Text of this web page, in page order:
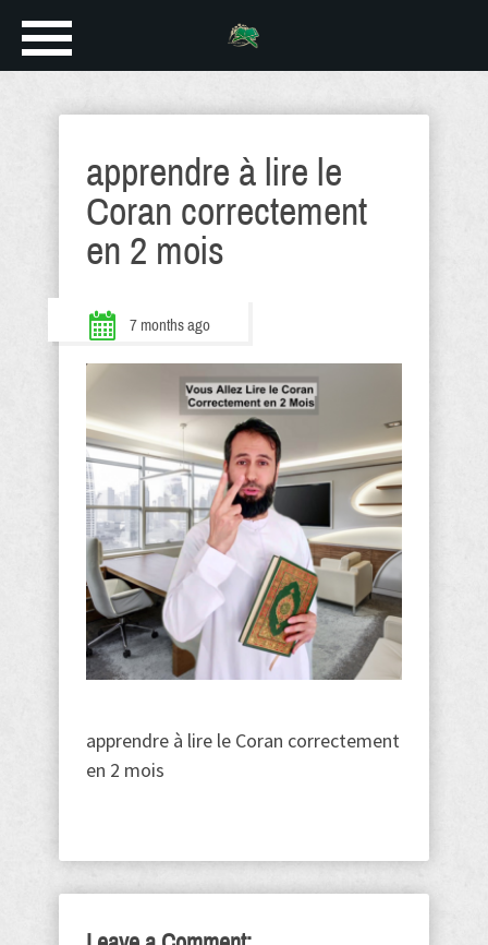
apprendre à lire le
Coran correctement
en 2 mois
7 months ago
apprendre à lire le Coran correctement
en 2 mois